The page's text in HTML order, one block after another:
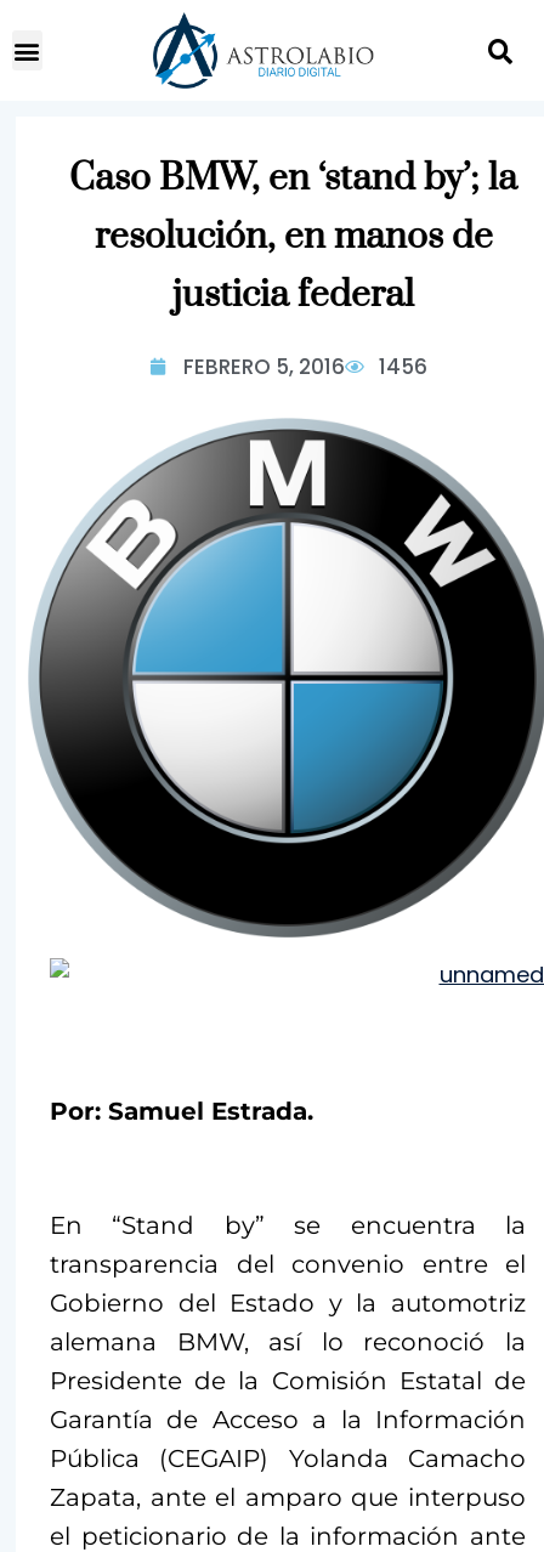
Caso BMW, en ‘stand by’; la
resolución, en manos de
justicia federal
FEBRERO 5, 2016 1456
Por: Samuel Estrada.
En “Stand by” se encuentra la
transparencia del convenio entre el
Gobierno del Estado y la automotriz
alemana BMW, así lo reconoció la
Presidente de la Comisión Estatal de
Garantía de Acceso a la Información
Pública (CEGAIP) Yolanda Camacho
Zapata, ante el amparo que interpuso
el peticionario de la información ante